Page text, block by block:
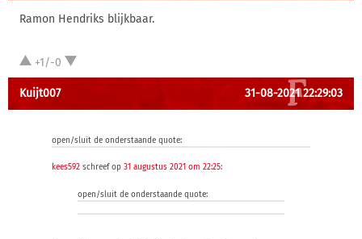
Ramon Hendriks blijkbaar.
+1/-0
Kuijt007 31-08-2021 22:29:03
open/sluit de onderstaande quote:
kees592 schreef op 31 augustus 2021 om 22:25:
open/sluit de onderstaande quote: